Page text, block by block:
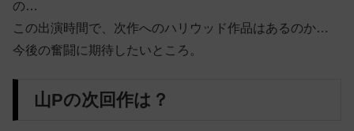
の…
この出演時間で、次作へのハリウッド作品はあるのか…
今後の奮闘に期待したいところ。
山Pの次回作は？